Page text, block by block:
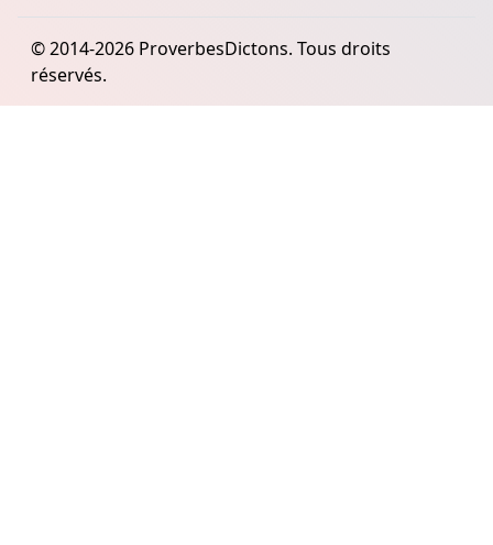
© 2014-2026 ProverbesDictons. Tous droits
réservés.